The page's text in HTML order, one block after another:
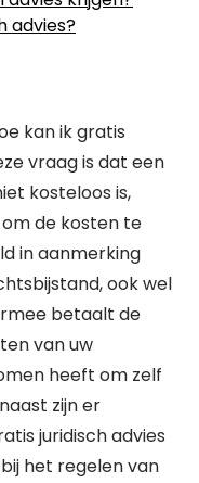
advies?
kan ik gratis
vraag is dat een
kosteloos is,
de kosten te
in aanmerking
ook wel
betaalt de
van uw
heeft om zelf
zijn er
juridisch advies
het regelen van